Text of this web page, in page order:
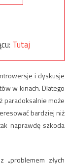
Tutaj
i dyskusje
w kinach. Dlatego
paradoksalnie może
bardziej niż
naprawdę szkoda
„problemem złych